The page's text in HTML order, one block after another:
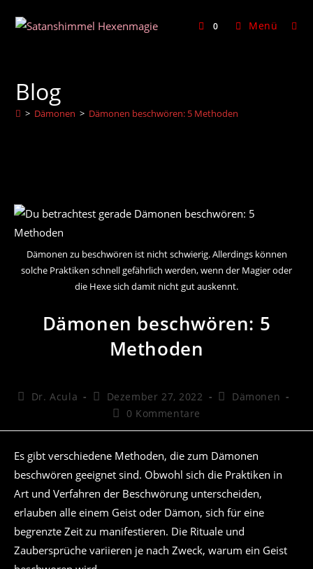
Inhalt
0 Menü
Blog
> Dämonen > Dämonen beschwören: 5 Methoden
Dämonen zu beschwören ist nicht schwierig. Allerdings können
solche Praktiken schnell gefährlich werden, wenn der Magier oder
die Hexe sich damit nicht gut auskennt.
Dämonen beschwören: 5
Methoden
Beitrags-
Dr. Acula
Beitrag
veröffentlicht:
Dezember 27, 2022
Beitrags-
Dämonen
Beitrags-
0 Kommentare
Es gibt verschiedene Methoden, die zum Dämonen
beschwören geeignet sind. Obwohl sich die Praktiken in
Art und Verfahren der Beschwörung unterscheiden,
erlauben alle einem Geist oder Dämon, sich für eine
begrenzte Zeit zu manifestieren. Die Rituale und
Zaubersprüche variieren je nach Zweck, warum ein Geist